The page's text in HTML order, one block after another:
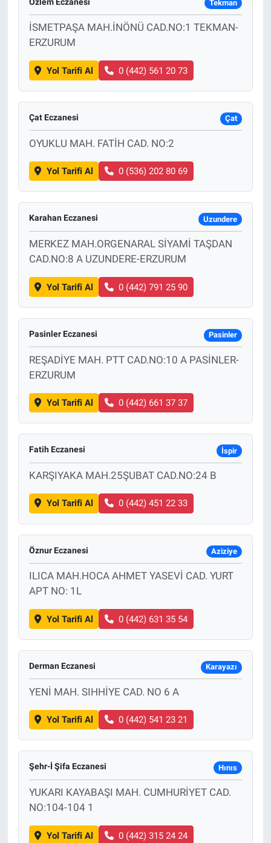
Tekman
İSMETPAŞA MAH.İNÖNÜ CAD.NO:1 TEKMAN-
ERZURUM
Yol Tarifi Al 0 (442) 561 20 73
Çat Eczanesi Çat
OYUKLU MAH. FATİH CAD. NO:2
Yol Tarifi Al 0 (536) 202 80 69
Karahan Eczanesi Uzundere
MERKEZ MAH.ORGENARAL SİYAMİ TAŞDAN
CAD.NO:8 A UZUNDERE-ERZURUM
Yol Tarifi Al 0 (442) 791 25 90
Pasinler Eczanesi Pasinler
REŞADİYE MAH. PTT CAD.NO:10 A PASİNLER-
ERZURUM
Yol Tarifi Al 0 (442) 661 37 37
Fatih Eczanesi İspir
KARŞIYAKA MAH.25ŞUBAT CAD.NO:24 B
Yol Tarifi Al 0 (442) 451 22 33
Öznur Eczanesi Aziziye
ILICA MAH.HOCA AHMET YASEVİ CAD. YURT
APT NO: 1L
Yol Tarifi Al 0 (442) 631 35 54
Derman Eczanesi Karayazı
YENİ MAH. SIHHİYE CAD. NO 6 A
Yol Tarifi Al 0 (442) 541 23 21
Şehr-İ Şifa Eczanesi Hınıs
YUKARI KAYABAŞI MAH. CUMHURİYET CAD.
NO:104-104 1
Yol Tarifi Al 0 (442) 315 24 24